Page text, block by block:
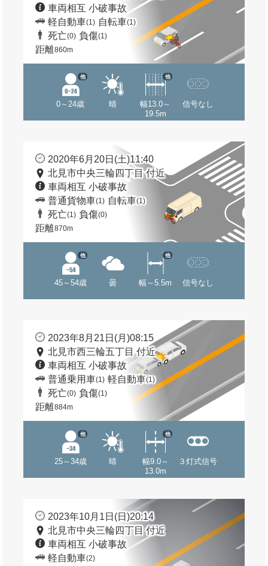
車両相互 小破事故
軽自動車(1) 自転車(1)
死亡(0) 負傷(1)
距離860m
0～24歳
他
晴
幅13.0～
19.5m
他
信号なし
2020年6月20日(土)11:40
北見市中央三輪四丁目 付近
車両相互 小破事故
普通貨物車(1) 自転車(1)
死亡(1) 負傷(0)
距離870m
45～54歳
他
曇 幅～5.5m
他
信号なし
2023年8月21日(月)08:15
北見市西三輪五丁目 付近
車両相互 小破事故
普通乗用車(1) 軽自動車(1)
死亡(0) 負傷(1)
距離884m
25～34歳
他
晴
幅9.0～
13.0m
他
３灯式信号
2023年10月1日(日)20:14
北見市中央三輪四丁目 付近
車両相互 小破事故
軽自動車(2)